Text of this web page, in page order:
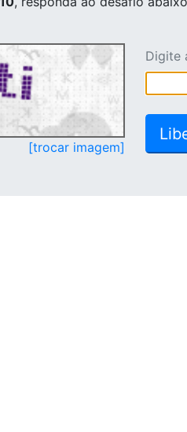
[trocar imagem]
Digite